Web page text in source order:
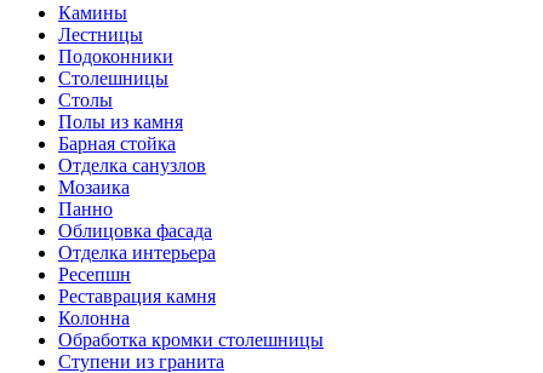
Камины
Лестницы
Подоконники
Столешницы
Столы
Полы из камня
Барная стойка
Отделка санузлов
Мозаика
Панно
Облицовка фасада
Отделка интерьера
Ресепшн
Реставрация камня
Колонна
Обработка кромки столешницы
Ступени из гранита